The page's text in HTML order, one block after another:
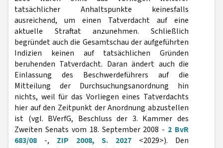
tatsächlicher Anhaltspunkte keinesfalls
ausreichend, um einen Tatverdacht auf eine
aktuelle Straftat anzunehmen. Schließlich
begründet auch die Gesamtschau der aufgeführten
Indizien keinen auf tatsächlichen Gründen
beruhenden Tatverdacht. Daran ändert auch die
Einlassung des Beschwerdeführers auf die
Mitteilung der Durchsuchungsanordnung hin
nichts, weil für das Vorliegen eines Tatverdachts
hier auf den Zeitpunkt der Anordnung abzustellen
ist (vgl. BVerfG, Beschluss der 3. Kammer des
Zweiten Senats vom 18. September 2008 - 2 BvR
683/08 -, ZIP 2008, S. 2027 <2029>). Den